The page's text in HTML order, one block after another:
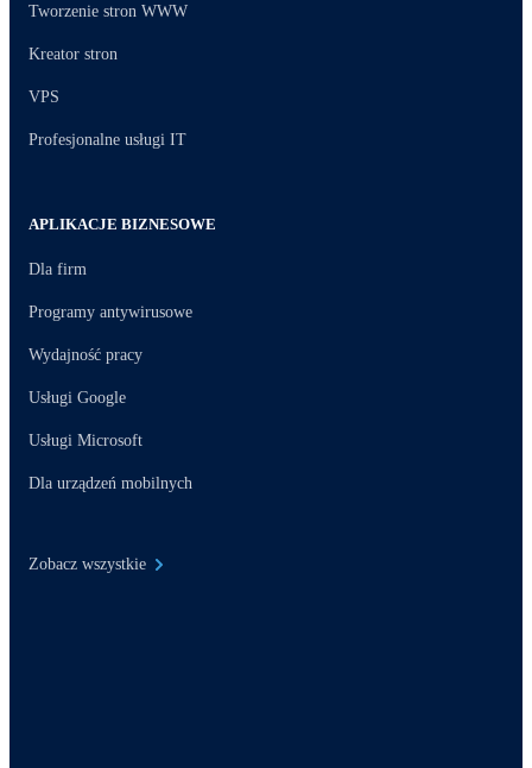
Tworzenie stron WWW
Kreator stron
VPS
Profesjonalne usługi IT
APLIKACJE BIZNESOWE
Dla firm
Programy antywirusowe
Wydajność pracy
Usługi Google
Usługi Microsoft
Dla urządzeń mobilnych
Zobacz wszystkie